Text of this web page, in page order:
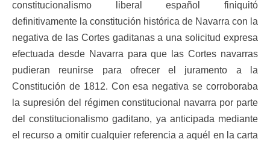
constitucionalismo liberal español finiquitó
definitivamente la constitución histórica de Navarra con la
negativa de las Cortes gaditanas a una solicitud expresa
efectuada desde Navarra para que las Cortes navarras
pudieran reunirse para ofrecer el juramento a la
Constitución de 1812. Con esa negativa se corroboraba
la supresión del régimen constitucional navarra por parte
del constitucionalismo gaditano, ya anticipada mediante
el recurso a omitir cualquier referencia a aquél en la carta